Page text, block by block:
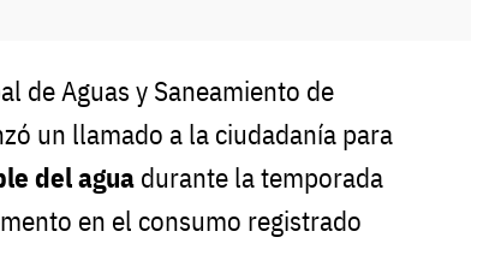
de Aguas y Saneamiento de
un llamado a la ciudadanía para
del agua durante la temporada
en el consumo registrado